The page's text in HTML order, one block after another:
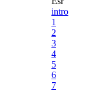
intro
1
2
3
4
5
6
7